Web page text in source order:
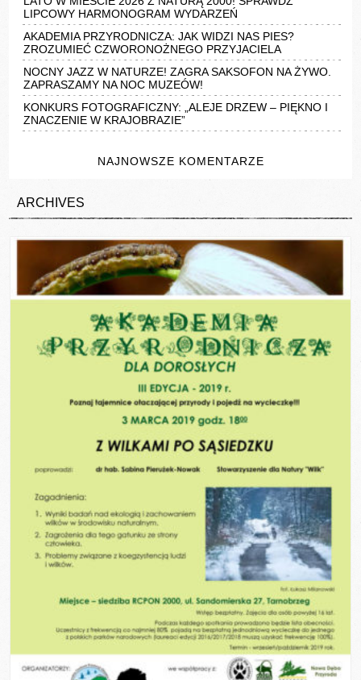
LIPCOWY HARMONOGRAM WYDARZEŃ
AKADEMIA PRZYRODNICZA: JAK WIDZI NAS PIES?
ZROZUMIEĆ CZWORONOŻNEGO PRZYJACIELA
NOCNY JAZZ W NATURZE! ZAGRA SAKSOFON NA ŻYWO.
ZAPRASZAMY NA NOC MUZEÓW!
KONKURS FOTOGRAFICZNY: „ALEJE DRZEW – PIĘKNO I
ZNACZENIE W KRAJOBRAZIE”
NAJNOWSZE KOMENTARZE
ARCHIVES